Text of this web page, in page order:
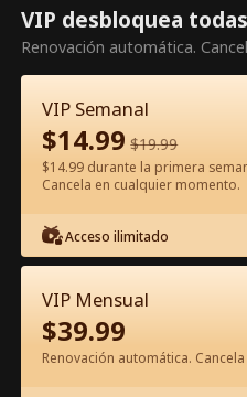
Es un
60
VIP desbloquea
Renovación automática.
VIP Semanal
$14.99 $19.99
$14.99 durante la primera
Cancela en cualquier momento.
Acceso ilimitado
VIP Mensual
$39.99
Renovación automática.